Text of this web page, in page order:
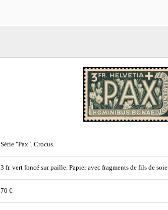
Série "Pax". Crocus.
3 fr. vert foncé sur paille. Papier avec fragments de fils de soie
70 €